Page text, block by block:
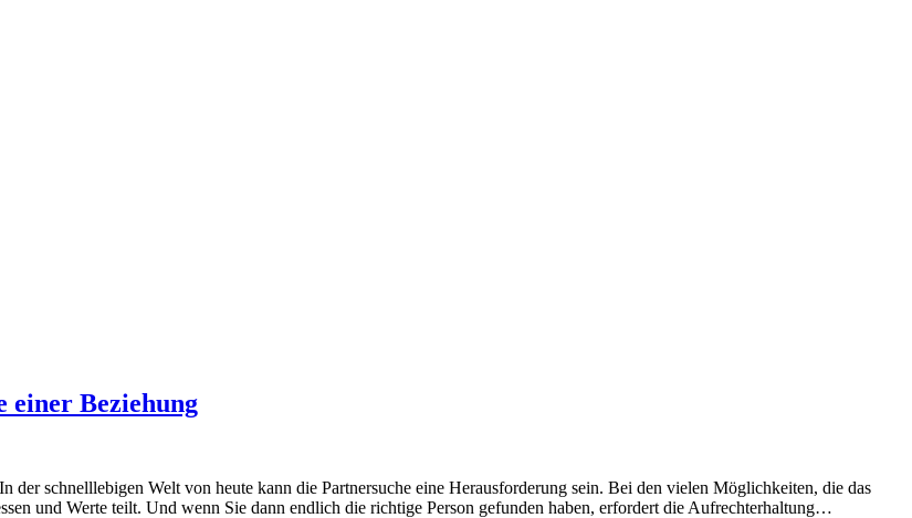
einer Beziehung
der schnelllebigen Welt von heute kann die Partnersuche eine Herausforderung sein. Bei den vielen Möglichkeiten, die das
und Werte teilt. Und wenn Sie dann endlich die richtige Person gefunden haben, erfordert die Aufrechterhaltung…